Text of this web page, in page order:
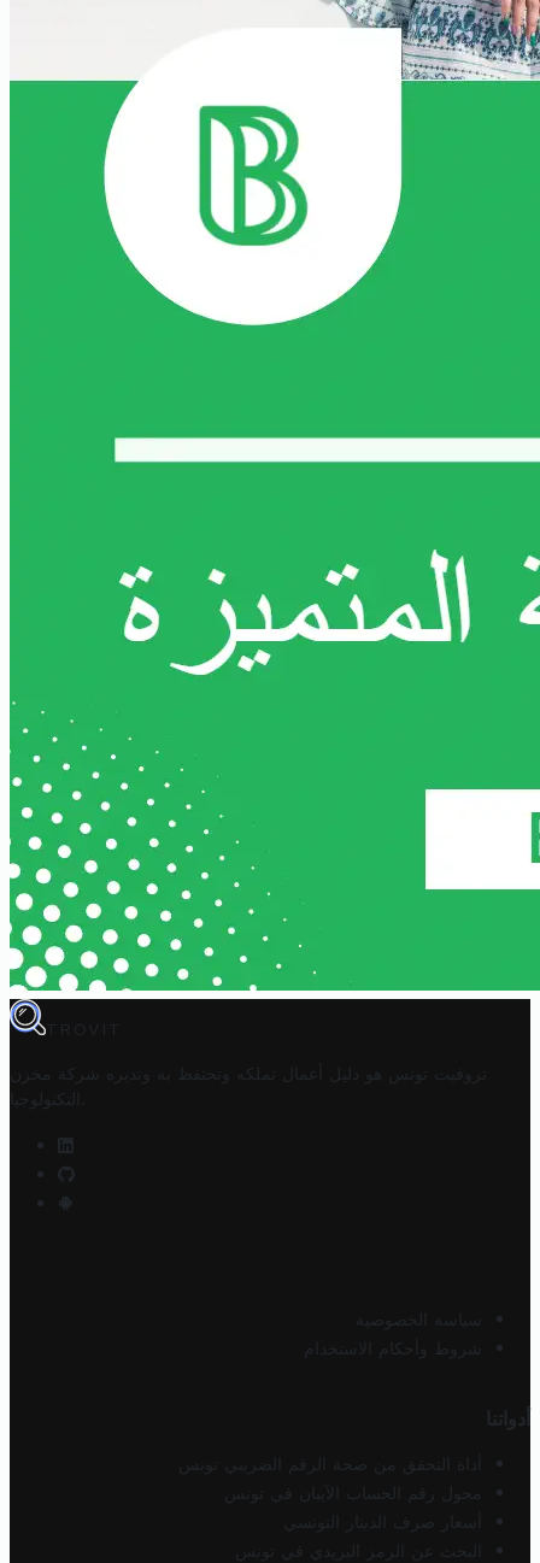
TROVIT
تروفيت تونس هو دليل أعمال تملكه وتحتفظ به وتديره
شركة مخزن
التكنولوجيا
سياسة الخصوصية
شروط وأحكام الاستخدام
أدواتنا
أداة التحقق من صحة الرقم الضريبي تونس
محول رقم الحساب الآيبان في تونس
أسعار صرف الدينار التونسي
البحث عن الرمز البريدي في تونس